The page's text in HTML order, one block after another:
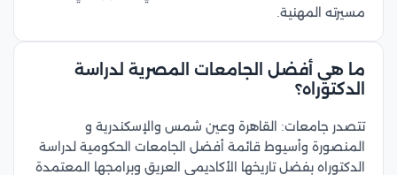
مسيرته المهنية.
ما هي أفضل الجامعات المصرية لدراسة
الدكتوراه؟
تتصدر جامعات: القاهرة وعين شمس والإسكندرية و
المنصورة وأسيوط قائمة أفضل الجامعات الحكومية لدراسة
الدكتوراه بفضل تاريخها الأكاديمي العريق وبرامجها المعتمدة